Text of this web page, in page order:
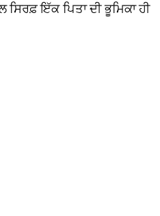
ਇੱਕ ਪਿਤਾ ਦੀ ਭੂਮਿਕਾ ਹੀ